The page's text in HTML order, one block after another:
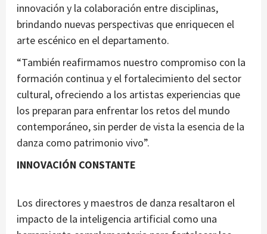
innovación y la colaboración entre disciplinas,
brindando nuevas perspectivas que enriquecen el
arte escénico en el departamento.
“También reafirmamos nuestro compromiso con la
formación continua y el fortalecimiento del sector
cultural, ofreciendo a los artistas experiencias que
los preparan para enfrentar los retos del mundo
contemporáneo, sin perder de vista la esencia de la
danza como patrimonio vivo”.
INNOVACIÓN CONSTANTE
Los directores y maestros de danza resaltaron el
impacto de la inteligencia artificial como una